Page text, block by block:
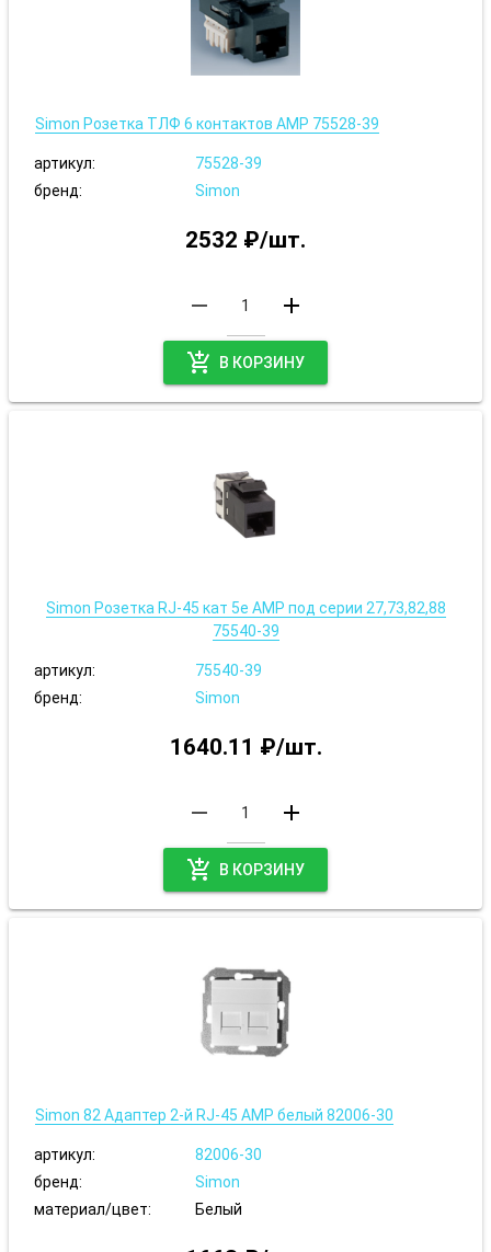
Simon Розетка ТЛФ 6 контактов AMP 75528-39
артикул:
75528-39
бренд:
Simon
2532 ₽/шт.
remove add
add_shopping_cart В КОРЗИНУ
Simon Розетка RJ-45 кат 5е АМР под серии 27,73,82,88
75540-39
артикул:
75540-39
бренд:
Simon
1640.11 ₽/шт.
remove add
add_shopping_cart В КОРЗИНУ
Simon 82 Адаптер 2-й RJ-45 АМР белый 82006-30
артикул:
82006-30
бренд:
Simon
материал/цвет:
Белый